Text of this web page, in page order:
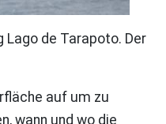
de Tarapoto. Der
auf um zu
wann und wo die